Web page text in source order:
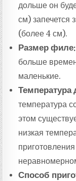
дольше он
см) запечется
(более 4 см).
Размер филе:
больше
маленькие.
Температура
температура
этом
низкая
Способ